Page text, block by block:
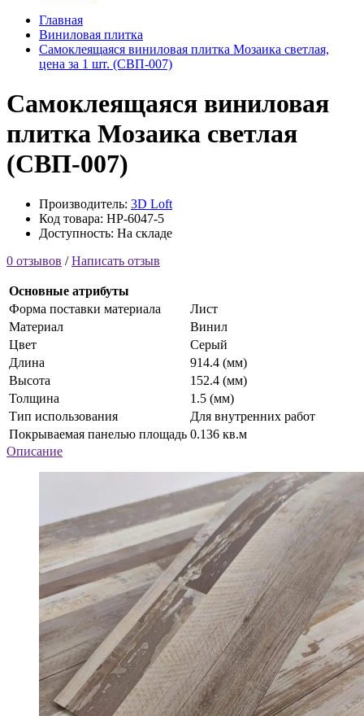
Главная
Виниловая плитка
Самоклеящаяся виниловая плитка Мозаика светлая,
цена за 1 шт. (СВП-007)
Самоклеящаяся виниловая
плитка Мозаика светлая
(СВП-007)
Производитель: 3D Loft
Код товара: HP-6047-5
Доступность: На складе
0 отзывов /Написать отзыв
Основные атрибуты
Форма поставки материала
Лист
Материал
Винил
Цвет
Серый
Длина
914.4 (мм)
Высота
152.4 (мм)
Толщина
1.5 (мм)
Тип использования
Для внутренних работ
Покрываемая панелью площадь 0.136 кв.м
Описание